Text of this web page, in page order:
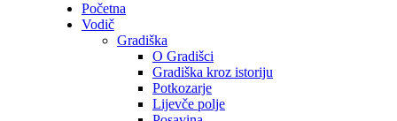
Početna
Vodič
Gradiška
O Gradišci
Gradiška kroz istoriju
Potkozarje
Lijevče polje